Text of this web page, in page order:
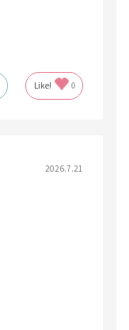
Like! 0
2026.7.21